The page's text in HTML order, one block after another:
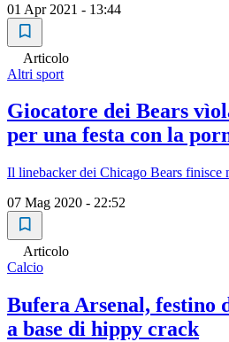
01 Apr 2021 - 13:44
Articolo
Altri sport
Giocatore dei Bears
per una festa con la
Il linebacker dei Chicago Bears finisce
07 Mag 2020 - 22:52
Articolo
Calcio
Bufera Arsenal, festino
a base di hippy crack